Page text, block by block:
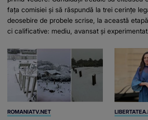
fața comisiei și să răspundă la trei cerințe
deosebire de probele scrise, la această
ci calificative: mediu, avansat și
ROMANIATV.NET